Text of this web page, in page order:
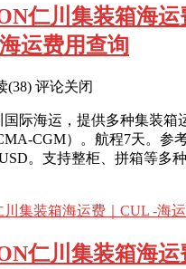
仁川集装箱海运
运费用查询
(38) 评论关闭
际海运，提供多种集装箱
CGM）。航程7天。参
。支持整柜、拼箱等多
仁川集装箱海运